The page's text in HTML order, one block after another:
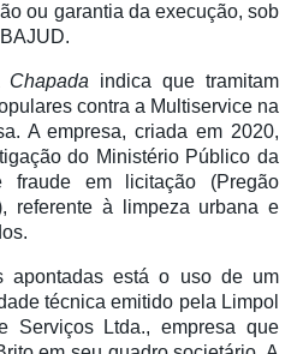
ou garantia da execução, sob
indica que tramitam
contra a Multiservice na
A empresa, criada em 2020,
do Ministério Público da
fraude em licitação (Pregão
referente à limpeza urbana e
apontadas está o uso de um
técnica emitido pela Limpol
Serviços Ltda., empresa que